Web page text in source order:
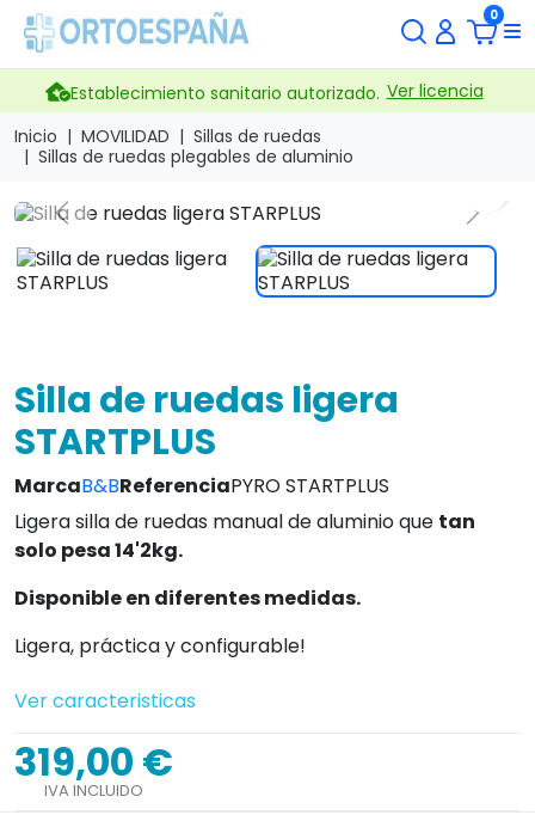
0
Establecimiento sanitario autorizado. Ver licencia
Inicio
MOVILIDAD
Sillas de ruedas
Sillas de ruedas plegables de aluminio
Previous Next
Silla de ruedas ligera
STARTPLUS
MarcaB&BReferenciaPYRO STARTPLUS
Ligera silla de ruedas manual de aluminio que tan
solo pesa 14'2kg.
Disponible en diferentes medidas.
Ligera, práctica y configurable!
Ver caracteristicas
319,00 €
IVA INCLUIDO